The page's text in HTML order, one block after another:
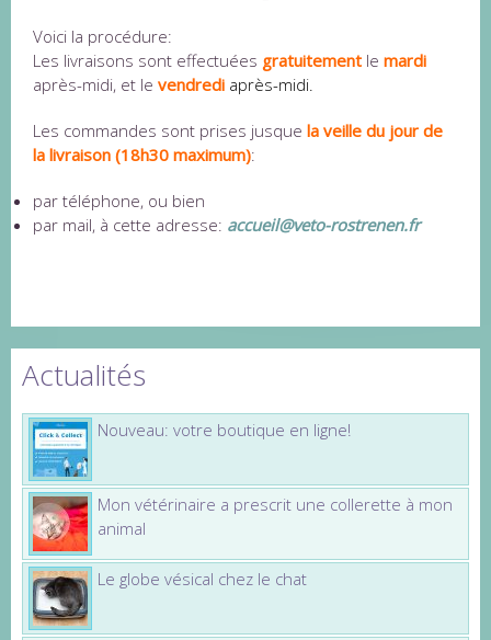
Voici la procédure:
Les livraisons sont effectuées gratuitement le mardi
après-midi, et le vendredi après-midi.
Les commandes sont prises jusque la veille du jour de
la livraison (18h30 maximum):
par téléphone, ou bien
par mail, à cette adresse: accueil@veto-rostrenen.fr
Actualités
Nouveau: votre boutique en ligne!
Mon vétérinaire a prescrit une collerette à mon
animal
Le globe vésical chez le chat